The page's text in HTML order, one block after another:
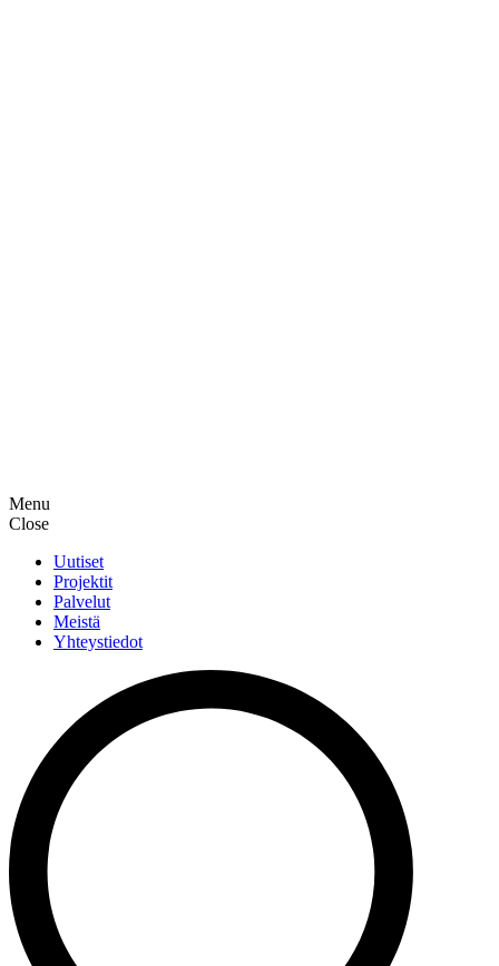
Menu
Close
Uutiset
Projektit
Palvelut
Meistä
Yhteystiedot